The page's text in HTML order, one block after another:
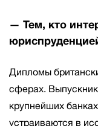
— Тем, кто
Дипломы
сферах.
крупнейших
устраиваются в